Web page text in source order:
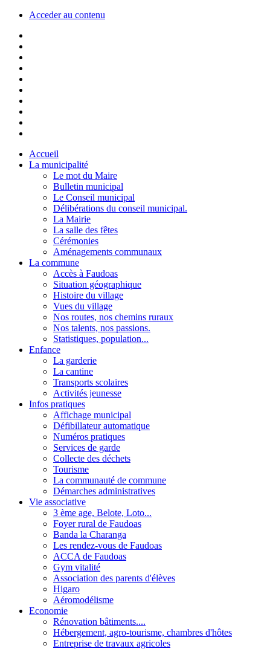
Acceder au contenu
Accueil
La municipalité
Le mot du Maire
Bulletin municipal
Le Conseil municipal
Délibérations du conseil municipal.
La Mairie
La salle des fêtes
Cérémonies
Aménagements communaux
La commune
Accès à Faudoas
Situation géographique
Histoire du village
Vues du village
Nos routes, nos chemins ruraux
Nos talents, nos passions.
Statistiques, population...
Enfance
La garderie
La cantine
Transports scolaires
Activités jeunesse
Infos pratiques
Affichage municipal
Défibillateur automatique
Numéros pratiques
Services de garde
Collecte des déchets
Tourisme
La communauté de commune
Démarches administratives
Vie associative
3 ème age, Belote, Loto...
Foyer rural de Faudoas
Banda la Charanga
Les rendez-vous de Faudoas
ACCA de Faudoas
Gym vitalité
Association des parents d'élèves
Higaro
Aéromodélisme
Economie
Rénovation bâtiments....
Hébergement, agro-tourisme, chambres d'hôtes
Entreprise de travaux agricoles